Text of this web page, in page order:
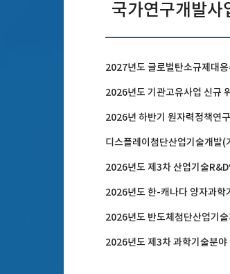
국가연구개발사
2027년도 글로벌탄소규제대
2026년도 기관고유사업 신규
2026년도 제3차 산업기술
2026년도 한-캐나다 양자과학
2026년도 반도체첨단산업기